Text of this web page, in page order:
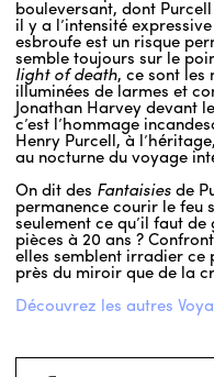
bouleversant, dont
il y a l’intensité
esbroufe est un risque
semble toujours sur le
light of death, ce sont les
illuminées de larmes et
Jonathan Harvey devant
c’est l’hommage
Henry Purcell, à
au nocturne du voyage
On dit des Fantaisiesde
permanence courir le feu
seulement ce qu’il faut
pièces à 20 ans ?
elles semblent irradier ce
près du miroir que de la
Découvrez les autres